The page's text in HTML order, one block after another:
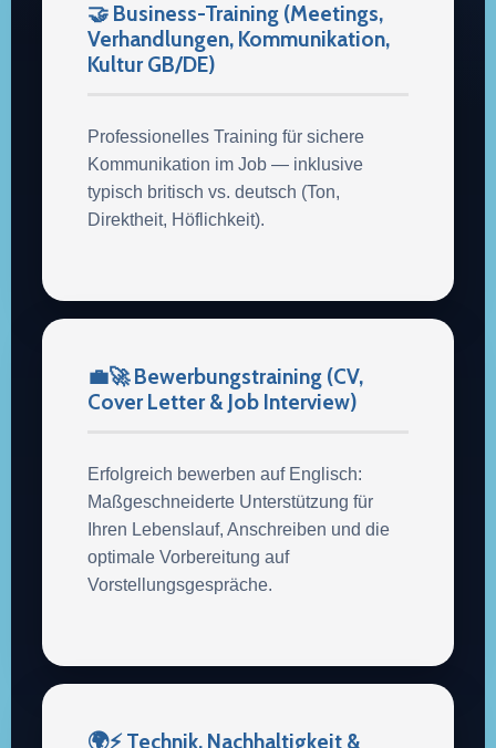
🤝 Business-Training (Meetings,
Verhandlungen, Kommunikation,
Kultur GB/DE)
Professionelles Training für sichere
Kommunikation im Job — inklusive
typisch britisch vs. deutsch (Ton,
Direktheit, Höflichkeit).
💼🚀 Bewerbungstraining (CV,
Cover Letter & Job Interview)
Erfolgreich bewerben auf Englisch:
Maßgeschneiderte Unterstützung für
Ihren Lebenslauf, Anschreiben und die
optimale Vorbereitung auf
Vorstellungsgespräche.
🌍⚡ Technik, Nachhaltigkeit &